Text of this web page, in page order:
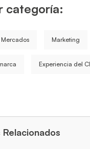
categoría:
Marketing
Experiencia del